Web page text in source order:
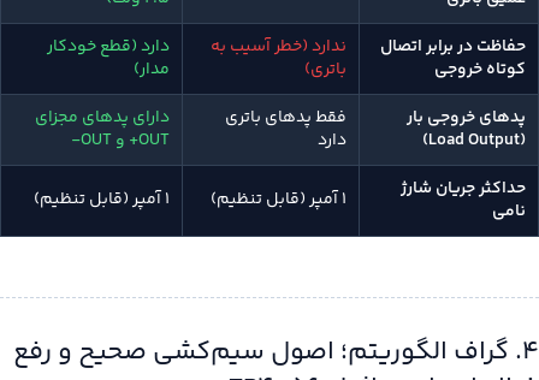
حفاظت در برابر اتصال
کوتاه خروجی
ندارد (خطر آسیب به
باتری)
دارد (قطع خودکار
مدار)
پدهای خروجی بار
(Load Output)
فقط پدهای باتری
دارد
دارای پدهای مجزای
OUT+ و OUT-
حداکثر جریان شارژ
نامی
۱ آمپر (قابل تنظیم) ۱ آمپر (قابل تنظیم)
۴. گراف الگوریتم؛ اصول سیم‌کشی صحیح و رفع